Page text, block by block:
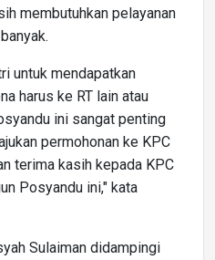
membutuhkan pelayanan
untuk mendapatkan
harus ke RT lain atau
ini sangat penting
permohonan ke KPC
terima kasih kepada KPC
Posyandu ini," kata
Sulaiman didampingi